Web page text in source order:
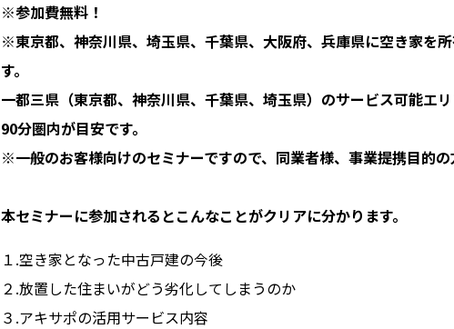
※参加費無料！
※東京都、神奈川県、埼玉県、千葉県、大阪府、兵庫県に空き家を
す。
一都三県（東京都、神奈川県、千葉県、埼玉県）のサービス可能エ
90分圏内が目安です。
※一般のお客様向けのセミナーですので、同業者様、事業提携目的の
本セミナーに参加されるとこんなことがクリアに分かります。
１.空き家となった中古戸建の今後
２.放置した住まいがどう劣化してしまうのか
３.アキサポの活用サービス内容